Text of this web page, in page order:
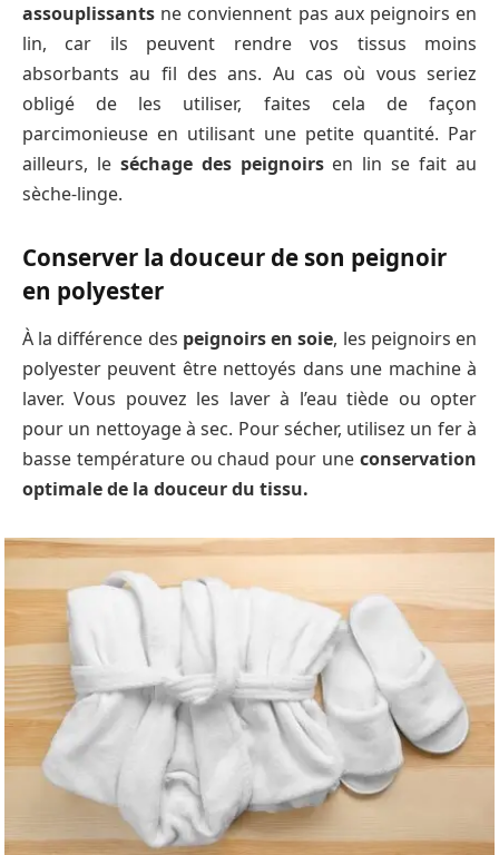
assouplissants ne conviennent pas aux peignoirs en
lin, car ils peuvent rendre vos tissus moins
absorbants au fil des ans. Au cas où vous seriez
obligé de les utiliser, faites cela de façon
parcimonieuse en utilisant une petite quantité. Par
ailleurs, le séchage des peignoirsen lin se fait au
sèche-linge.
Conserver la douceur de son peignoir
en polyester
À la différence des peignoirs en soie, les peignoirs en
polyester peuvent être nettoyés dans une machine à
laver. Vous pouvez les laver à l’eau tiède ou opter
pour un nettoyage à sec. Pour sécher, utilisez un fer à
basse température ou chaud pour une conservation
optimale de la douceur du tissu.